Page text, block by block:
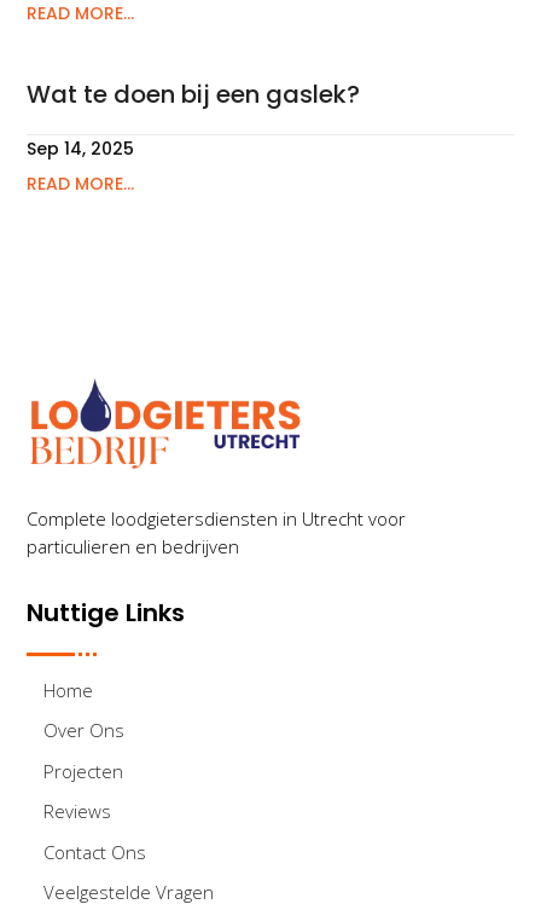
READ MORE...
Wat te doen bij een gaslek?
Sep 14, 2025
READ MORE...
Complete loodgietersdiensten in Utrecht voor
particulieren en bedrijven
Nuttige Links
Home
Over Ons
Projecten
Reviews
Contact Ons
Veelgestelde Vragen